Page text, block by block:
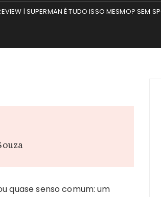
| SUPERMAN É TUDO ISSO MESMO? SEM
quase senso comum: um